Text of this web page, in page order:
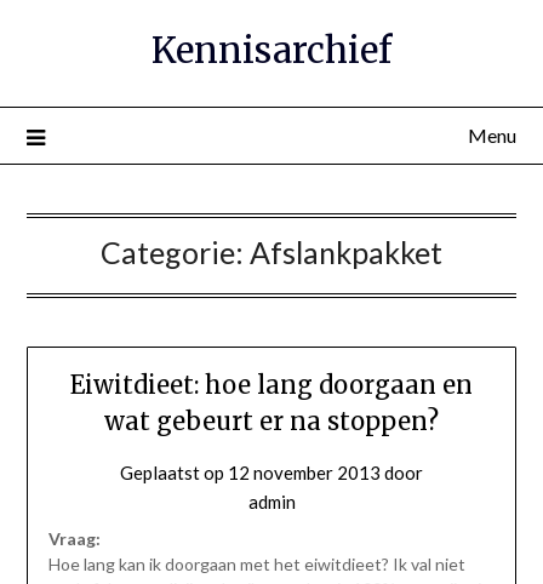
inhoud
Kennisarchief
Menu
Categorie: Afslankpakket
Eiwitdieet: hoe lang doorgaan en
wat gebeurt er na stoppen?
Geplaatst op 12 november 2013 door
admin
Vraag:
Hoe lang kan ik doorgaan met het eiwitdieet? Ik val niet